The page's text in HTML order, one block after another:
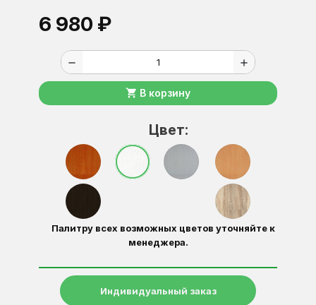
6 980 ₽
remove add
shopping_cart В корзину
Цвет:
Палитру всех возможных цветов уточняйте к
менеджера.
Индивидуальный заказ